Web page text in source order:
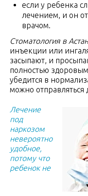
если у ребенка
лечением, и он
врачом.
Стоматология в
инъекции или
засыпают, и
полностью
убедится в
можно отправляться
Лечение
под
наркозом
невероятно
удобное,
потому что
ребенок не